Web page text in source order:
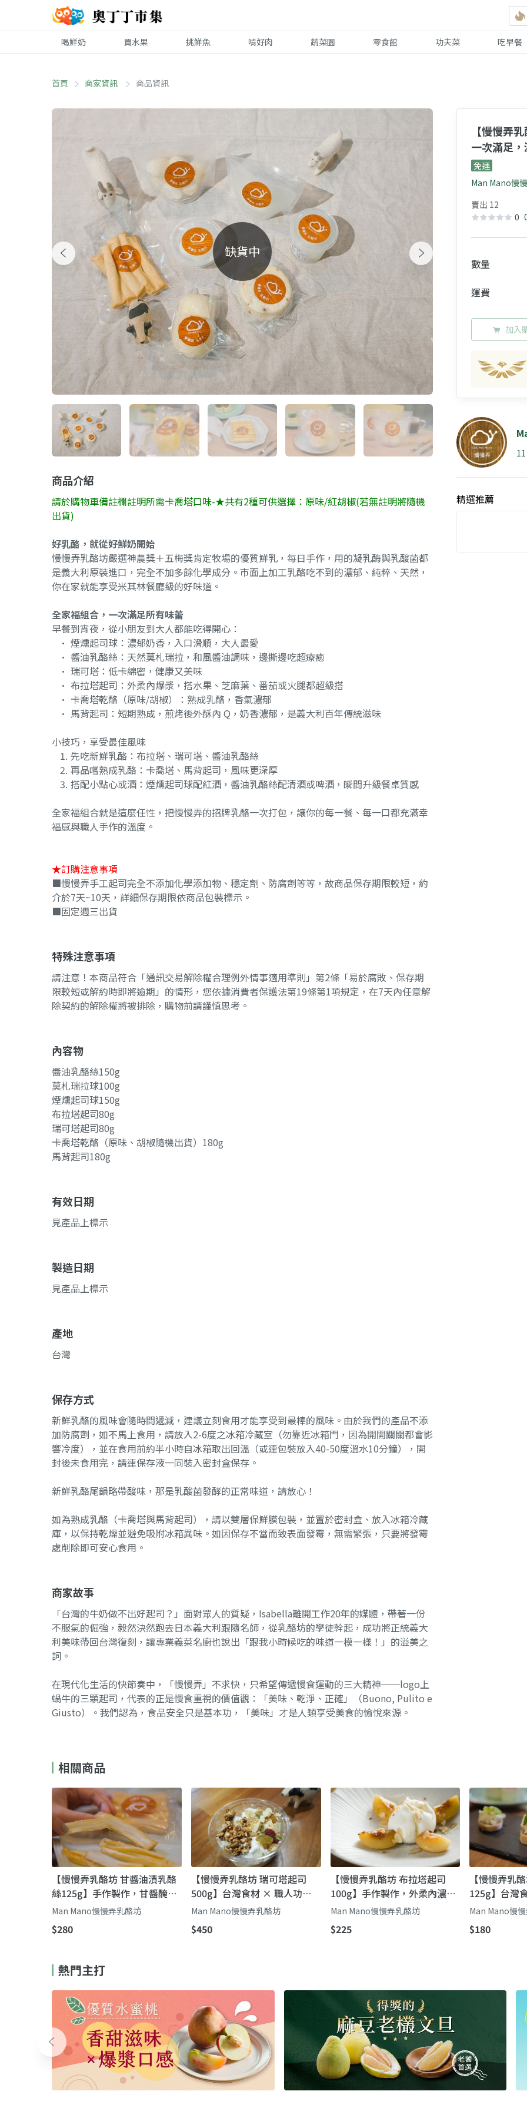
喝鮮奶 買水果 挑鮮魚 啃好肉 蔬菜園 零食館 功夫菜 吃早餐
首頁 商家資訊 商品資訊
缺貨中
商品介紹
請於購物車備註欄註明所需卡喬塔口味-★共有2種可供選擇：原味/紅胡椒(若無註明將隨機
出貨)
好乳酪，就從好鮮奶開始
慢慢弄乳酪坊嚴選神農獎＋五梅獎肯定牧場的優質鮮乳，每日手作，用的凝乳酶與乳酸菌都
是義大利原裝進口，完全不加多餘化學成分。市面上加工乳酪吃不到的濃郁、純粹、天然，
你在家就能享受米其林餐廳級的好味道。
全家福組合，一次滿足所有味蕾
早餐到宵夜，從小朋友到大人都能吃得開心：
煙燻起司球：濃郁奶香，入口滑順，大人最愛
醬油乳酪絲：天然莫札瑞拉，和風醬油調味，邊撕邊吃超療癒
瑞可塔：低卡綿密，健康又美味
布拉塔起司：外柔內爆漿，搭水果、芝麻葉、番茄或火腿都超級搭
卡喬塔乾酪（原味/胡椒）：熟成乳酪，香氣濃郁
馬背起司：短期熟成，煎烤後外酥內 Q，奶香濃郁，是義大利百年傳統滋味
小技巧，享受最佳風味
先吃新鮮乳酪：布拉塔、瑞可塔、醬油乳酪絲
再品嚐熟成乳酪：卡喬塔、馬背起司，風味更深厚
搭配小點心或酒：煙燻起司球配紅酒，醬油乳酪絲配清酒或啤酒，瞬間升級餐桌質感
全家福組合就是這麼任性，把慢慢弄的招牌乳酪一次打包，讓你的每一餐、每一口都充滿幸
福感與職人手作的溫度。
★訂購注意事項
■慢慢弄手工起司完全不添加化學添加物、穩定劑、防腐劑等等，故商品保存期限較短，約
介於7天~10天，詳細保存期限依商品包裝標示。
■固定週三出貨
特殊注意事項
請注意！本商品符合「通訊交易解除權合理例外情事適用準則」第2條「易於腐敗、保存期
限較短或解約時即將逾期」的情形，您依據消費者保護法第19條第1項規定，在7天內任意解
除契約的解除權將被排除，購物前請謹慎思考。
內容物
醬油乳酪絲150g
莫札瑞拉球100g
煙燻起司球150g
布拉塔起司80g
瑞可塔起司80g
卡喬塔乾酪（原味、胡椒隨機出貨）180g
馬背起司180g
有效日期
見產品上標示
製造日期
見產品上標示
產地
台灣
保存方式
新鮮乳酪的風味會隨時間遞減，建議立刻食用才能享受到最棒的風味。由於我們的產品不添
加防腐劑，如不馬上食用，請放入2-6度之冰箱冷藏室（勿靠近冰箱門，因為開開關關都會影
響冷度），並在食用前約半小時自冰箱取出回溫（或連包裝放入40-50度溫水10分鐘），開
封後未食用完，請連保存液一同裝入密封盒保存。
新鮮乳酪尾韻略帶酸味，那是乳酸菌發酵的正常味道，請放心！
如為熟成乳酪（卡喬塔與馬背起司），請以雙層保鮮膜包裝，並置於密封盒、放入冰箱冷藏
庫，以保持乾燥並避免吸附冰箱異味。如因保存不當而致表面發霉，無需緊張，只要將發霉
處削除即可安心食用。
商家故事
「台灣的牛奶做不出好起司？」面對眾人的質疑，Isabella離開工作20年的媒體，帶著一份
不服氣的倔強，毅然決然跑去日本義大利跟隨名師，從乳酪坊的學徒幹起，成功將正統義大
利美味帶回台灣復刻，讓專業義菜名廚也說出「跟我小時候吃的味道一模一樣！」的溢美之
詞。
在現代化生活的快節奏中，「慢慢弄」不求快，只希望傳遞慢食運動的三大精神──logo上
蝸牛的三顆起司，代表的正是慢食重視的價值觀：「美味、乾淨、正確」（Buono, Pulito e
Giusto）。我們認為，食品安全只是基本功，「美味」才是人類享受美食的愉悅來源。
【慢慢弄乳酪坊 全家福起司組】手
一次滿足
免運
Man Mano慢
賣出 12
0
數量
運費
加入
精選推薦
相關商品
【慢慢弄乳酪坊 甘醬油漬乳酪
絲125g】手作製作，甘醬醃漬
入味，乳酪濃郁香氣十足
Man Mano慢慢弄乳酪坊
$280
【慢慢弄乳酪坊 瑞可塔起司
500g】台灣食材 × 職人功
夫，柔滑綿密，享受南義手作
風味
Man Mano慢慢弄乳酪坊
$450
【慢慢弄乳酪坊 布拉塔起司
100g】手作製作，外柔內濃，
奶香十足，享受南義經典風味
Man Mano慢慢弄乳酪坊
$225
【慢慢弄乳
125g】台灣
絲濃郁、鮮嫩
風味
Man Mano慢
$180
熱門主打